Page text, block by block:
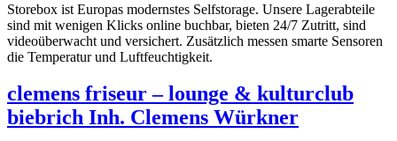
Storebox ist Europas modernstes Selfstorage. Unsere Lagerabteile
sind mit wenigen Klicks online buchbar, bieten 24/7 Zutritt, sind
videoüberwacht und versichert. Zusätzlich messen smarte Sensoren
die Temperatur und Luftfeuchtigkeit.
clemens friseur – lounge & kulturclub
biebrich Inh. Clemens Würkner